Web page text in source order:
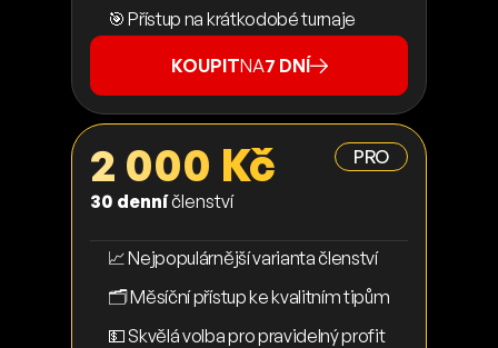
🎯 Přístup na krátkodobé turnaje
KOUPITNA7 DNÍ
PRO
2 000 Kč
30 denníčlenství
📈 Nejpopulárnější varianta členství
🗂️ Měsíční přístup ke kvalitním tipům
💵 Skvělá volba pro pravidelný profit